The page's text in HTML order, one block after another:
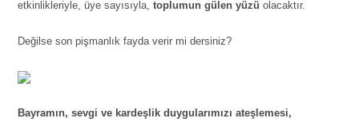
etkinlikleriyle, üye sayısıyla,toplumun gülen yüzüolacaktır.
Değilse son pişmanlık fayda verir mi dersiniz?
Bayramın, sevgi ve kardeşlik duygularımızı ateşlemesi,